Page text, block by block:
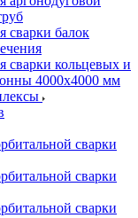
сварки балок
сварки кольцевых и
4000x4000 мм
сварки
сварки
сварки